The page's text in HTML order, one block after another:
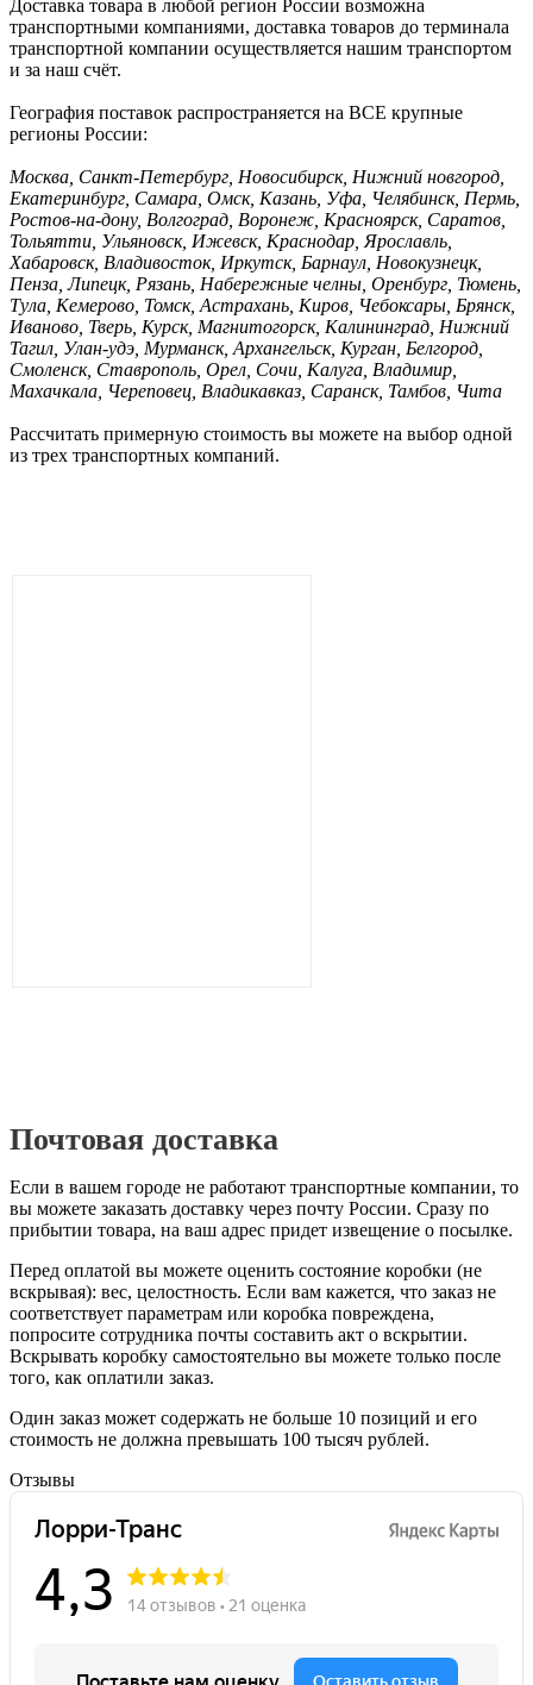
Доставка товара в любой регион России возможна
транспортными компаниями, доставка товаров до терминала
транспортной компании осуществляется нашим транспортом
и за наш счёт.
География поставок распространяется на ВСЕ крупные
регионы России:
Москва, Санкт-Петербург, Новосибирск, Нижний новгород,
Екатеринбург, Самара, Омск, Казань, Уфа, Челябинск, Пермь,
Ростов-на-дону, Волгоград, Воронеж, Красноярск, Саратов,
Тольятти, Ульяновск, Ижевск, Краснодар, Ярославль,
Хабаровск, Владивосток, Иркутск, Барнаул, Новокузнецк,
Пенза, Липецк, Рязань, Набережные челны, Оренбург, Тюмень,
Тула, Кемерово, Томск, Астрахань, Киров, Чебоксары, Брянск,
Иваново, Тверь, Курск, Магнитогорск, Калининград, Нижний
Тагил, Улан-удэ, Мурманск, Архангельск, Курган, Белгород,
Смоленск, Ставрополь, Орел, Сочи, Калуга, Владимир,
Махачкала, Череповец, Владикавказ, Саранск, Тамбов, Чита
Рассчитать примерную стоимость вы можете на выбор одной
из трех транспортных компаний.
Почтовая доставка
Если в вашем городе не работают транспортные компании, то
вы можете заказать доставку через почту России. Сразу по
прибытии товара, на ваш адрес придет извещение о посылке.
Перед оплатой вы можете оценить состояние коробки (не
вскрывая): вес, целостность. Если вам кажется, что заказ не
соответствует параметрам или коробка повреждена,
попросите сотрудника почты составить акт о вскрытии.
Вскрывать коробку самостоятельно вы можете только после
того, как оплатили заказ.
Один заказ может содержать не больше 10 позиций и его
стоимость не должна превышать 100 тысяч рублей.
Отзывы